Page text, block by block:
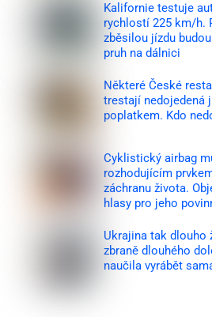
Kalifornie testuje
rychlostí 225 km/h.
zběsilou jízdu
pruh na dálnici
Některé České
trestají nedojedená
poplatkem. Kdo
Cyklistický airbag
rozhodujícím
záchranu života.
hlasy pro jeho
Ukrajina tak dlouho
zbraně dlouhého
naučila vyrábět